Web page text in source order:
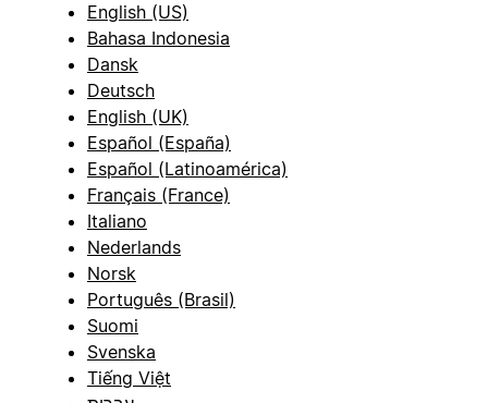
English (US)
Bahasa Indonesia
Dansk
Deutsch
English (UK)
Español (España)
Español (Latinoamérica)
Français (France)
Italiano
Nederlands
Norsk
Português (Brasil)
Suomi
Svenska
Tiếng Việt